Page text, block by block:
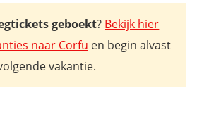
geboekt? Bekijk hier
naar Corfu en begin alvast
vakantie.